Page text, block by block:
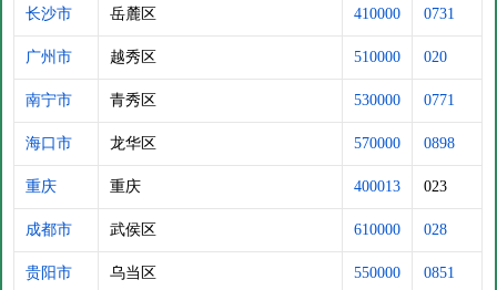
长沙市 岳麓区 410000 0731
广州市 越秀区 510000 020
南宁市 青秀区 530000 0771
海口市 龙华区 570000 0898
重庆 重庆 400013 023
成都市 武侯区 610000 028
贵阳市 乌当区 550000 0851